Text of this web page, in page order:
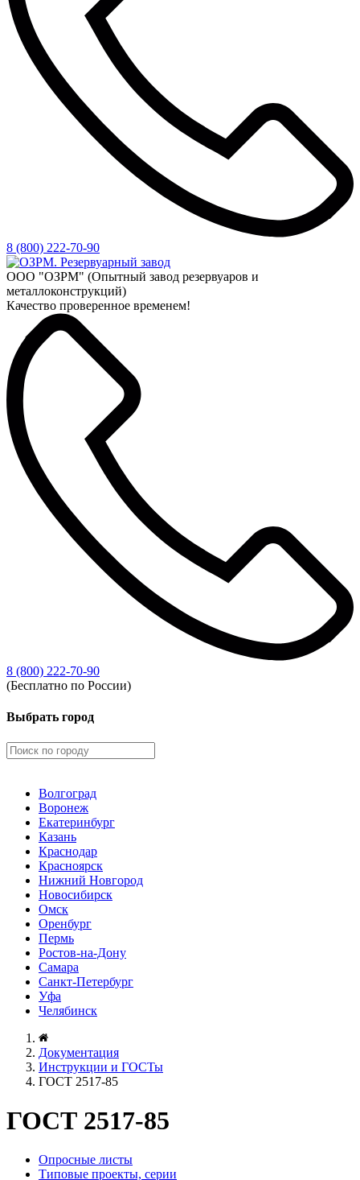
8 (800) 222-70-90
ООО "ОЗРМ" (Опытный завод резервуаров и
металлоконструкций)
Качество проверенное временем!
8 (800) 222-70-90
(Бесплатно по России)
Выбрать город
Волгоград
Воронеж
Екатеринбург
Казань
Краснодар
Красноярск
Нижний Новгород
Новосибирск
Омск
Оренбург
Пермь
Ростов-на-Дону
Самара
Санкт-Петербург
Уфа
Челябинск
Документация
Инструкции и ГОСТы
ГОСТ 2517-85
ГОСТ 2517-85
Опросные листы
Типовые проекты, серии